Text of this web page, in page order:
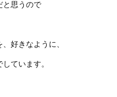
と思うので
好きなように、
ています。